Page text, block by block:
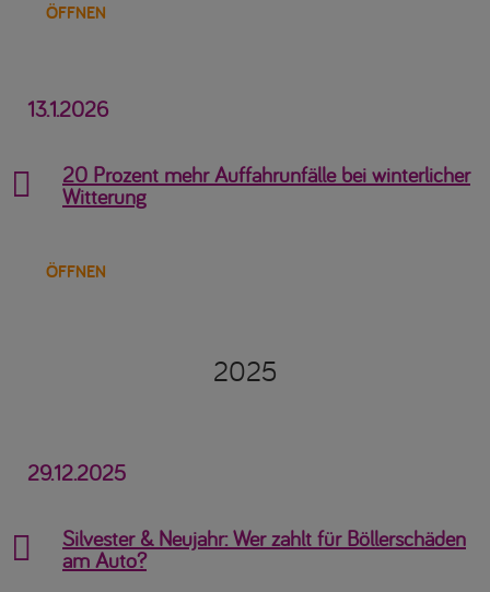
ÖFFNEN
13.1.2026

20 Prozent mehr Auffahrunfälle bei winterlicher
Witterung
ÖFFNEN
2025
29.12.2025

Silvester & Neujahr: Wer zahlt für Böllerschäden
am Auto?